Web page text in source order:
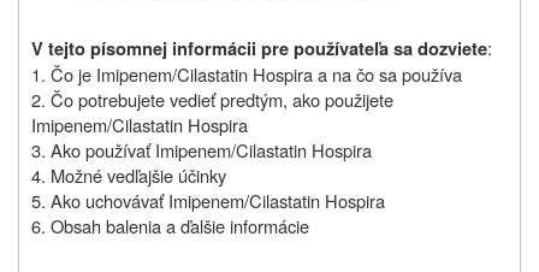
V tejto písomnej informácii pre používateľa sa dozviete:
1. Čo je Imipenem/Cilastatin Hospira a na čo sa používa
2. Čo potrebujete vedieť predtým, ako použijete
Imipenem/Cilastatin Hospira
3. Ako používať Imipenem/Cilastatin Hospira
4. Možné vedľajšie účinky
5. Ako uchovávať Imipenem/Cilastatin Hospira
6. Obsah balenia a ďalšie informácie